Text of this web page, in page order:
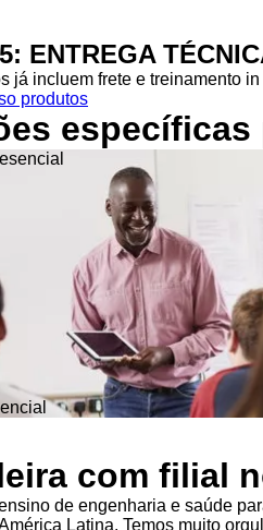
ENTREGA
já incluem frete e treinamento
produtos
específicas
com filial
de engenharia e saúde
Latina. Temos muito